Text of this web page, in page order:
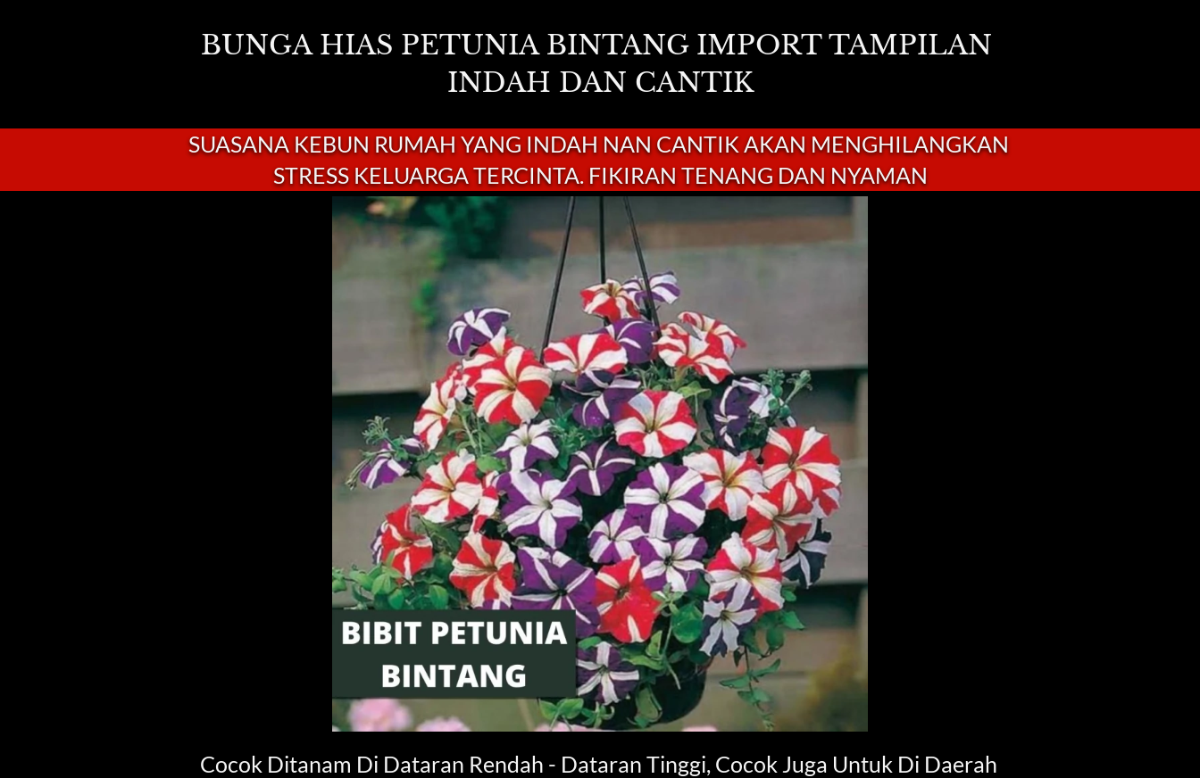
BUNGA HIAS PETUNIA BINTANG IMPORT TAMPILAN
INDAH DAN CANTIK
SUASANA KEBUN RUMAH YANG INDAH NAN CANTIK AKAN MENGHILANGKAN
STRESS KELUARGA TERCINTA. FIKIRAN TENANG DAN NYAMAN
Cocok Ditanam Di Dataran Rendah - Dataran Tinggi, Cocok Juga Untuk Di Daerah